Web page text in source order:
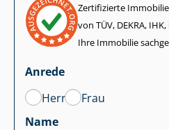
Zertifizierte
von TÜV, DEKRA,
Ihre Immobilie
Anrede
Herr
Frau
Name